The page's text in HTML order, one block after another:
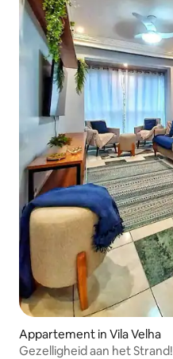
Appartement in Vila Velha
Gezelligheid aan het Strand!